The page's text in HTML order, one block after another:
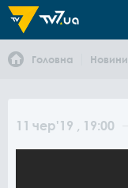
Головна Новини
11 чер'19 , 19:00